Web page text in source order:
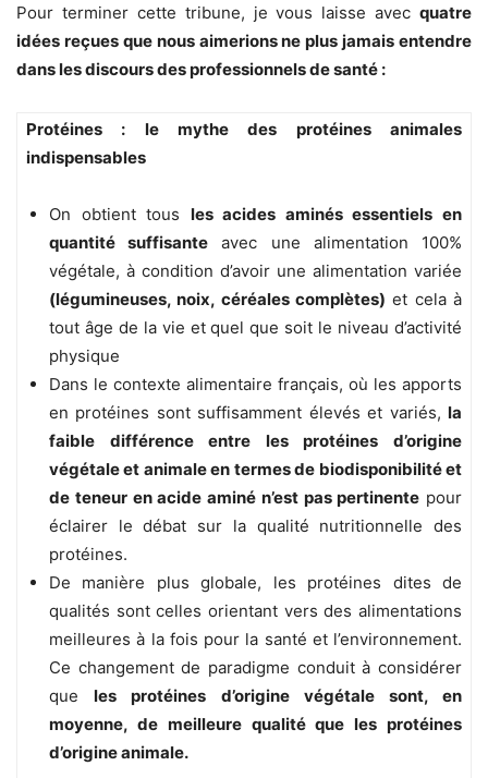
Pour terminer cette tribune, je vous laisse avec quatre
idées reçues que nous aimerions ne plus jamais entendre
dans les discours des professionnels de santé :
Protéines : le mythe des protéines animales
indispensables
On obtient tous les acides aminés essentiels en
quantité suffisante avec une alimentation 100%
végétale, à condition d’avoir une alimentation variée
(légumineuses, noix, céréales complètes) et cela à
tout âge de la vie et quel que soit le niveau d’activité
physique
Dans le contexte alimentaire français, où les apports
en protéines sont suffisamment élevés et variés, la
faible différence entre les protéines d’origine
végétale et animale en termes de biodisponibilité et
de teneur en acide aminé n’est pas pertinente pour
éclairer le débat sur la qualité nutritionnelle des
protéines.
De manière plus globale, les protéines dites de
qualités sont celles orientant vers des alimentations
meilleures à la fois pour la santé et l’environnement.
Ce changement de paradigme conduit à considérer
queles protéines d’origine végétale sont, en
moyenne, de meilleure qualité que les protéines
d’origine animale.